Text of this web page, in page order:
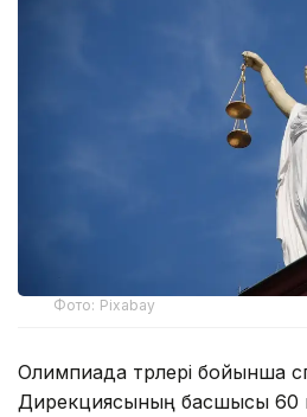
Фото: Pixabay
Олимпиада түрлері бойынша
Дирекциясының басшысы 60